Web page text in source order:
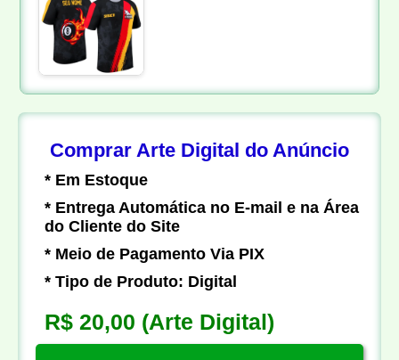
Comprar Arte Digital do Anúncio
* Em Estoque
* Entrega Automática no E-mail e na Área
do Cliente do Site
* Meio de Pagamento Via PIX
* Tipo de Produto: Digital
R$ 20,00 (Arte Digital)